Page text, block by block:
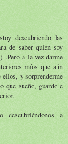
descubriendo las
de saber quien soy
.Pero a la vez darme
míos que aún
ellos, y sorprenderme
que sueño, guardo e
descubriéndonos a